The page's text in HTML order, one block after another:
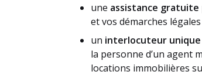
une assistance gratuite
et vos démarches légales
un interlocuteur unique
la personne d’un agent
locations immobilières